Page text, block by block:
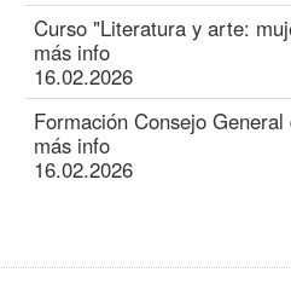
Curso "Literatura y arte:
más info
16.02.2026
Formación Consejo
más info
16.02.2026